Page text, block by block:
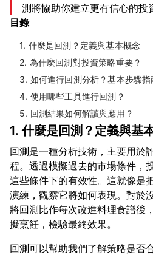
測將協助你建立更有信心的投
目錄
1. 什麼是回測？定義與基本概念
2. 為什麼回測對投資策略重要？
3. 如何進行回測分析？基本步驟指
4. 使用哪些工具進行回測？
5. 回測結果如何解讀與應用？
1. 什麼是回測？定義與基
回測是一種分析技術，主要用於
程。透過模擬過去的市場條件，
這些條件下的有效性。這就像是
演練，觀察它將如何表現。對於
將回測比作每次改進料理食譜後
回測可以幫助我們了解策略是否